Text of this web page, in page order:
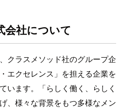
会社について
クラスメソッド社のグループ企
エクセレンス」を担える企業を
います。「らしく働く、らしく
、様々な背景をもつ多様なメン